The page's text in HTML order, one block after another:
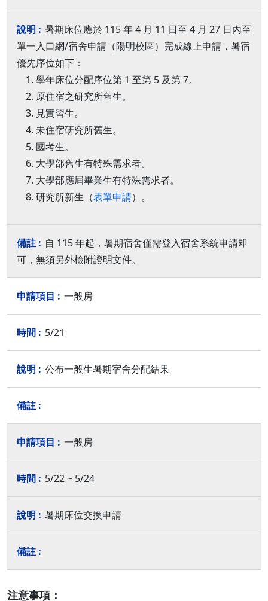
暑期床位應於 115 年 4 月 11 日至 4 月 27 日內至
單一入口網/宿舍申請（陽明校區）完成線上申請，暑宿
優先序位如下：
學年床位分配序位第 1 至第 5 及第 7。
原住宿之研究所舊生。
見實習生。
未住宿研究所舊生。
國考生。
大學部舊生有特殊需求者。
大學部應屆畢業生有特殊需求者。
研究所新生（表單申請）。
自 115 年起，暑期宿舍僅需登入宿舍系統申請即
可，無須另外檢附證明文件。
一般房
5/21
公布一般生暑期宿舍分配結果
一般房
5/22 ~ 5/24
暑期床位交換申請
注意事項：